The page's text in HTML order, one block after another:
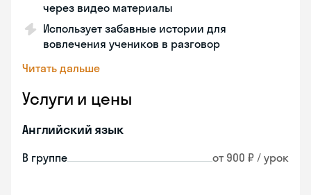
через видео материалы
Использует забавные истории для
вовлечения учеников в разговор
Читать дальше
Услуги и цены
Английский язык
В группе от 900 ₽ / урок